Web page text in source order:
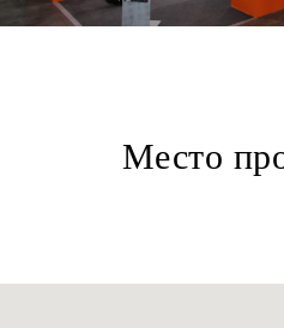
Место